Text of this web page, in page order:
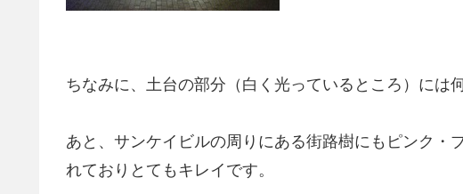
ちなみに、土台の部分（白く光っているところ）には
あと、サンケイビルの周りにある街路樹にもピンク・
れておりとてもキレイです。